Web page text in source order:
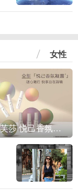
女性
IPSA茵芙莎 悦己香氛凝露上市